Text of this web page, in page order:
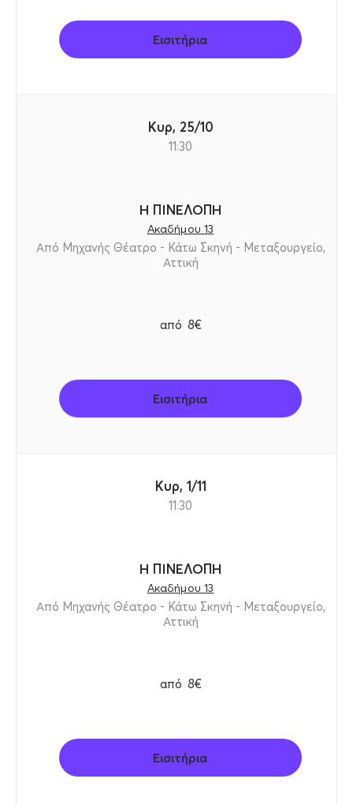
Εισιτήρια
Κυρ, 25/10
11:30
Η ΠΙΝΕΛΟΠΗ
Ακαδήμου 13
Από Μηχανής Θέατρο - Κάτω Σκηνή - Μεταξουργείο,
Αττική
από 8€
Εισιτήρια
Κυρ, 1/11
11:30
Η ΠΙΝΕΛΟΠΗ
Ακαδήμου 13
Από Μηχανής Θέατρο - Κάτω Σκηνή - Μεταξουργείο,
Αττική
από 8€
Εισιτήρια